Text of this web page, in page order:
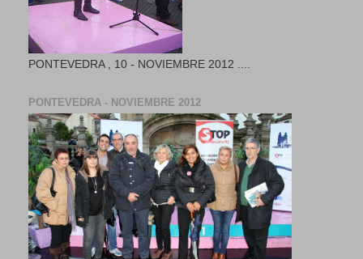
PONTEVEDRA , 10 - NOVIEMBRE 2012 ....
PONTEVEDRA - NOVIEMBRE 2012